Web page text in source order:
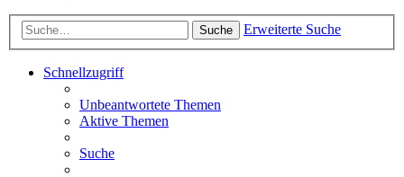
Suche Erweiterte Suche
Schnellzugriff
Unbeantwortete Themen
Aktive Themen
Suche